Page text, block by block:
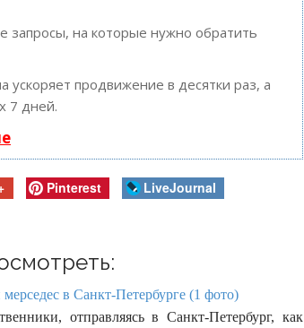
запросы, на которые нужно обратить
ускоряет продвижение в десятки раз, а
7 дней.
Pinterest
LiveJournal
в Санкт-Петербурге (1 фото)
отправляясь в Санкт-Петербург, как